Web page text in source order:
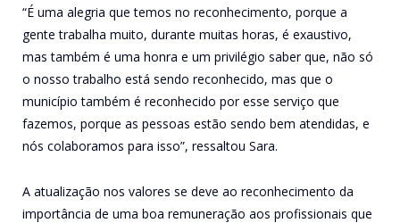
“É uma alegria que temos no reconhecimento, porque a
gente trabalha muito, durante muitas horas, é exaustivo,
mas também é uma honra e um privilégio saber que, não só
o nosso trabalho está sendo reconhecido, mas que o
município também é reconhecido por esse serviço que
fazemos, porque as pessoas estão sendo bem atendidas, e
nós colaboramos para isso”, ressaltou Sara.
A atualização nos valores se deve ao reconhecimento da
importância de uma boa remuneração aos profissionais que